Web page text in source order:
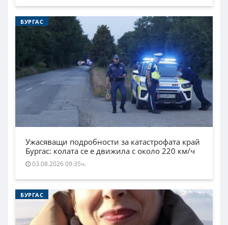
БУРГАС
Ужасяващи подробности за катастрофата край
Бургас: колата се е движила с около 220 км/ч
03.08.2026 09:35ч.
БУРГАС